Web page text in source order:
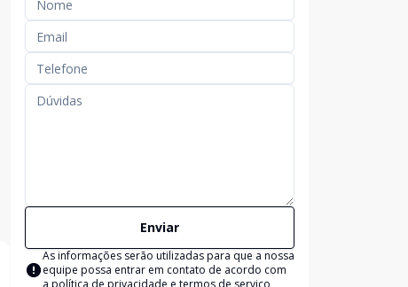
Enviar
As informações serão utilizadas para que a nossa
equipe possa entrar em contato de acordo com
a política de privacidade e termos de serviço